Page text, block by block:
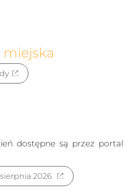
dostępne są przez portal
2026